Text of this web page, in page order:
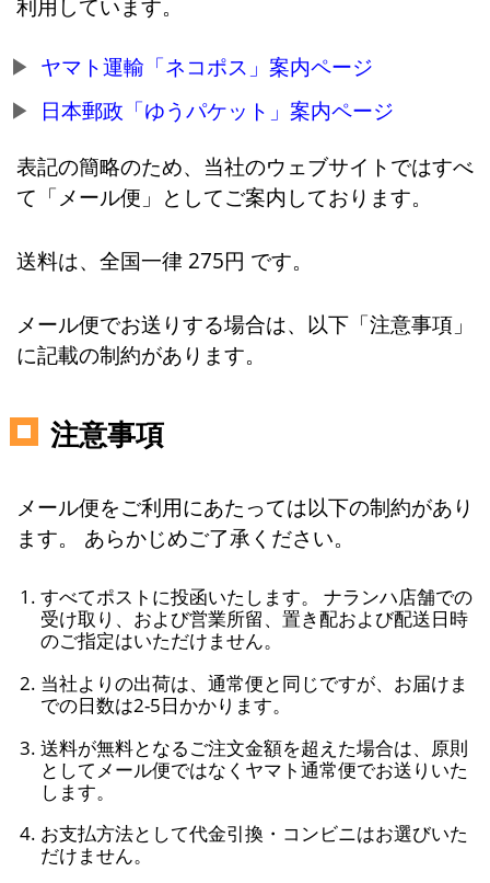
利用しています。
ヤマト運輸「ネコポス」案内ページ
日本郵政「ゆうパケット」案内ページ
表記の簡略のため、当社のウェブサイトではすべ
て「メール便」としてご案内しております。
送料は、全国一律 275円 です。
メール便でお送りする場合は、以下「注意事項」
に記載の制約があります。
注意事項
メール便をご利用にあたっては以下の制約があり
ます。 あらかじめご了承ください。
すべてポストに投函いたします。 ナランハ店舗での
受け取り、および営業所留、置き配および配送日時
のご指定はいただけません。
当社よりの出荷は、通常便と同じですが、お届けま
での日数は2-5日かかります。
送料が無料となるご注文金額を超えた場合は、原則
としてメール便ではなくヤマト通常便でお送りいた
します。
お支払方法として代金引換・コンビニはお選びいた
だけません。